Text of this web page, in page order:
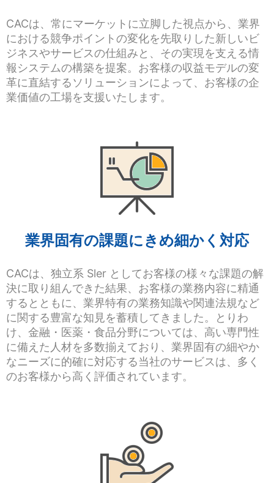
CACは、常にマーケットに立脚した視点から、業界
における競争ポイントの変化を先取りした新しいビ
ジネスやサービスの仕組みと、その実現を支える情
報システムの構築を提案。お客様の収益モデルの変
革に直結するソリューションによって、お客様の企
業価値の工場を支援いたします。
業界固有の課題にきめ細かく対応
CACは、独立系 Sler としてお客様の様々な課題の解
決に取り組んできた結果、お客様の業務内容に精通
するとともに、業界特有の業務知識や関連法規など
に関する豊富な知見を蓄積してきました。とりわ
け、金融・医薬・食品分野については、高い専門性
に備えた人材を多数揃えており、業界固有の細やか
なニーズに的確に対応する当社のサービスは、多く
のお客様から高く評価されています。